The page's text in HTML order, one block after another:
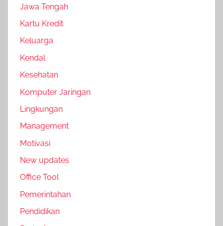
Jawa Tengah
Kartu Kredit
Keluarga
Kendal
Kesehatan
Komputer Jaringan
Lingkungan
Management
Motivasi
New updates
Office Tool
Pemerintahan
Pendidikan